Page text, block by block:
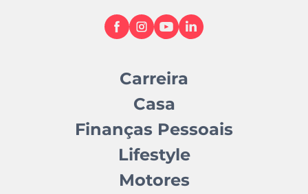
Carreira
Casa
Finanças Pessoais
Lifestyle
Motores